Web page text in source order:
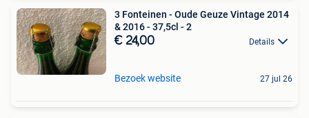
3 Fonteinen - Oude Geuze Vintage 2014
& 2016 - 37,5cl - 2
€ 24,00 Details
Bezoek website 27 jul 26